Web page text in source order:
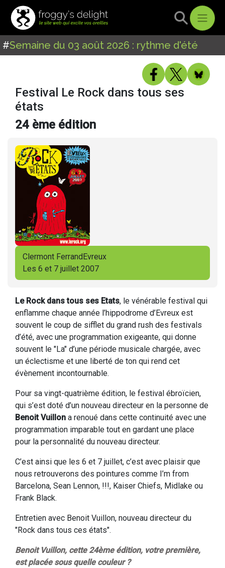
#Semaine du 03 août 2026 : rythme d'été
Festival Le Rock dans tous ses
états
24 ème édition
Clermont FerrandEvreux
Les 6 et 7 juillet 2007
Le Rock dans tous ses Etats, le vénérable festival qui
enflamme chaque année l’hippodrome d’Evreux est
souvent le coup de sifflet du grand rush des festivals
d’été, avec une programmation exigeante, qui donne
souvent le "La" d’une période musicale chargée, avec
un éclectisme et une liberté de ton qui rend cet
évènement incontournable.
Pour sa vingt-quatrième édition, le festival ébroïcien,
qui s’est doté d’un nouveau directeur en la personne de
Benoit Vuillon a renoué dans cette continuité avec une
programmation imparable tout en gardant une place
pour la personnalité du nouveau directeur.
C’est ainsi que les 6 et 7 juillet, c’est avec plaisir que
nous retrouverons des pointures comme I’m from
Barcelona, Sean Lennon, !!!, Kaiser Chiefs, Midlake ou
Frank Black.
Entretien avec Benoit Vuillon, nouveau directeur du
"Rock dans tous ces états".
Benoit Vuillon, cette 24ème édition, votre première,
est placée sous quelle couleur ?